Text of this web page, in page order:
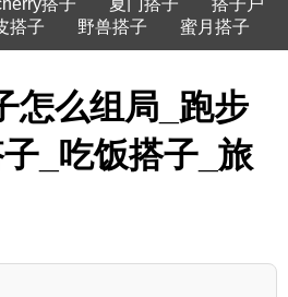
搭子 夏门搭子
搭子户
搭子 野兽搭子 蜜月搭子
怎么组局_跑步
_吃饭搭子_旅